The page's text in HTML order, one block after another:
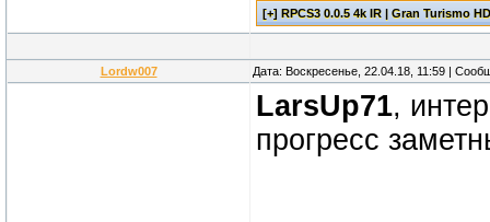
Lordw007 Дата: Воскресенье, 22.04.18, 11:59 |
LarsUp71,
прогресс